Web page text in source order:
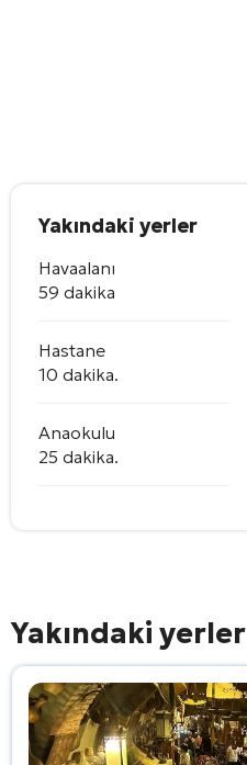
Yakındaki yerler
Havaalanı
59 dakika
Hastane
10 dakika.
Anaokulu
25 dakika.
Yakındaki yerler